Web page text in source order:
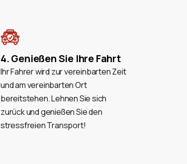
4. Genießen Sie Ihre Fahrt
Ihr Fahrer wird zur vereinbarten Zeit
und am vereinbarten Ort
bereitstehen. Lehnen Sie sich
zurück und genießen Sie den
stressfreien Transport!